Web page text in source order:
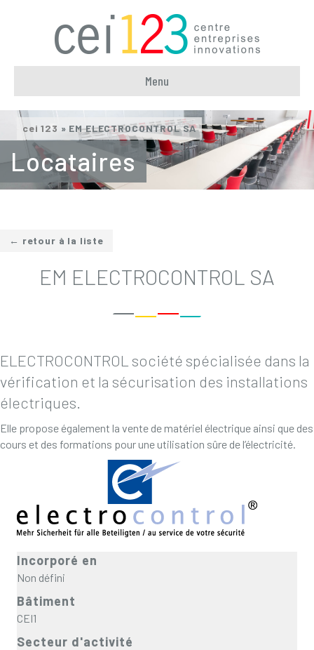
Menu
cei 123 » EM ELECTROCONTROL SA
Locataires
← retour à la liste
EM ELECTROCONTROL SA
ELECTROCONTROL société spécialisée dans la
vérification et la sécurisation des installations
électriques.
Elle propose également la vente de matériel électrique ainsi que des
cours et des formations pour une utilisation sûre de l’électricité.
Incorporé en
Non défini
Bâtiment
CEI1
Secteur d'activité